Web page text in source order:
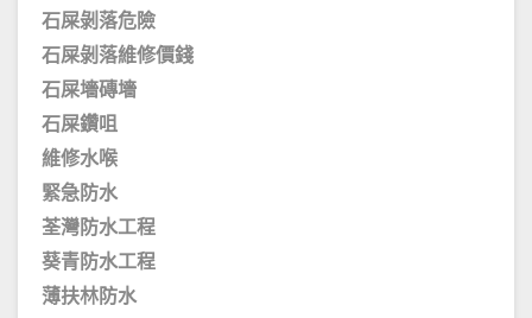
石屎剝落危險
石屎剝落維修價錢
石屎墻磚墻
石屎鑽咀
維修水喉
緊急防水
荃灣防水工程
葵青防水工程
薄扶林防水